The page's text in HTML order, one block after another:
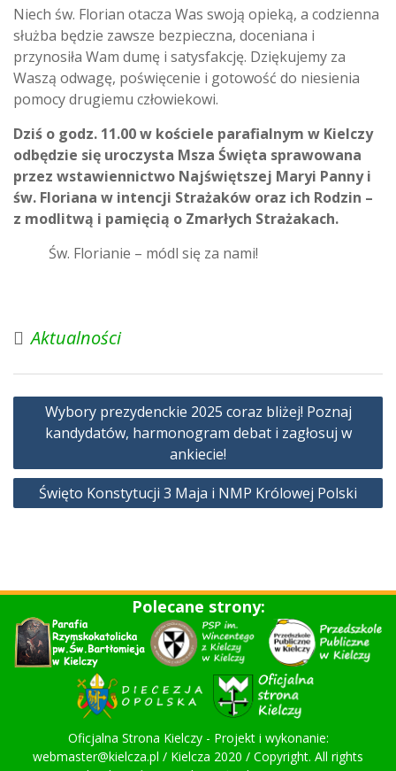
Niech św. Florian otacza Was swoją opieką, a codzienna
służba będzie zawsze bezpieczna, doceniana i
przynosiła Wam dumę i satysfakcję. Dziękujemy za
Waszą odwagę, poświęcenie i gotowość do niesienia
pomocy drugiemu człowiekowi.
Dziś o godz. 11.00 w kościele parafialnym w Kielczy
odbędzie się uroczysta Msza Święta sprawowana
przez wstawiennictwo Najświętszej Maryi Panny i
św. Floriana w intencji Strażaków oraz ich Rodzin –
z modlitwą i pamięcią o Zmarłych Strażakach.
Św. Florianie – módl się za nami!
Aktualności
Nawigacja
wpisu
Wybory prezydenckie 2025 coraz bliżej! Poznaj
kandydatów, harmonogram debat i zagłosuj w
ankiecie!
Święto Konstytucji 3 Maja i NMP Królowej Polski
Polecane strony:
Oficjalna Strona Kielczy - Projekt i wykonanie:
webmaster@kielcza.pl / Kielcza 2020 / Copyright. All rights